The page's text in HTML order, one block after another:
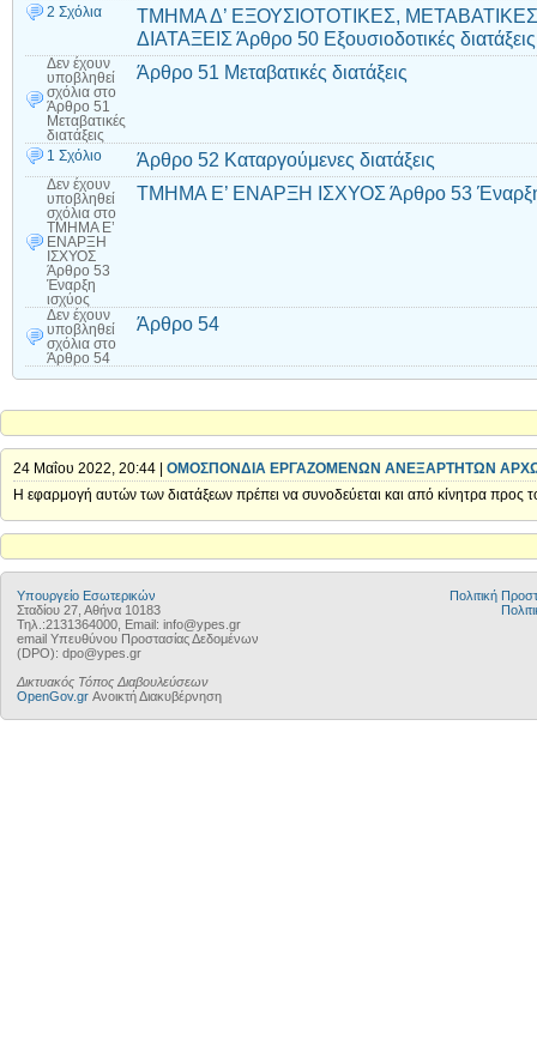
2 Σχόλια
ΤΜΗΜΑ Δ’ ΕΞΟΥΣΙΟΤΟΤΙΚΕΣ,
ΔΙΑΤΑΞΕΙΣ Άρθρο 50 Εξουσιοδοτικές διατάξεις
Δεν έχουν
υποβληθεί
σχόλια στο
Άρθρο 51
Μεταβατικές
διατάξεις
Άρθρο 51 Μεταβατικές διατάξεις
1 Σχόλιο Άρθρο 52 Καταργούμενες διατάξεις
Δεν έχουν
υποβληθεί
σχόλια στο
ΤΜΗΜΑ Ε’
ΕΝΑΡΞΗ
ΙΣΧΥΟΣ
Άρθρο 53
Έναρξη
ισχύος
ΤΜΗΜΑ Ε’ ΕΝΑΡΞΗ ΙΣΧΥΟΣ Άρθρο 53 Έναρξη
Δεν έχουν
υποβληθεί
σχόλια στο
Άρθρο 54
Άρθρο 54
24 Μαΐου 2022, 20:44 | ΟΜΟΣΠΟΝΔΙΑ ΕΡΓΑΖΟΜΕΝΩΝ ΑΝΕΞΑΡΤΗΤΩΝ
Η εφαρμογή αυτών των διατάξεων πρέπει να συνοδεύεται και από κίνητρα
Υπουργείο Εσωτερικών
Σταδίου 27, Αθήνα 10183
Τηλ.:2131364000, Email: info@ypes.gr
email Υπευθύνου Προστασίας Δεδομένων
(DPO): dpo@ypes.gr
Δικτυακός Τόπος Διαβουλεύσεων
OpenGov.gr Ανοικτή Διακυβέρνηση
Πολιτική